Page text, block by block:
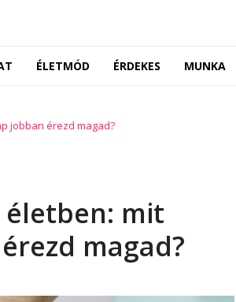
ÉLETMÓD ÉRDEKES MUNKA
jobban érezd magad?
életben: mit
magad?